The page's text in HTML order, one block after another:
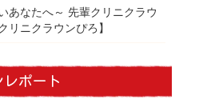
あなたへ～ 先輩クリニクラウ
リニクラウンぴろ】
ポート